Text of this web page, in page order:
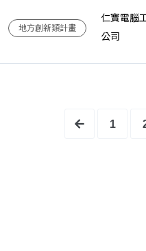
地方創新類計畫
仁寶電腦
公司
1